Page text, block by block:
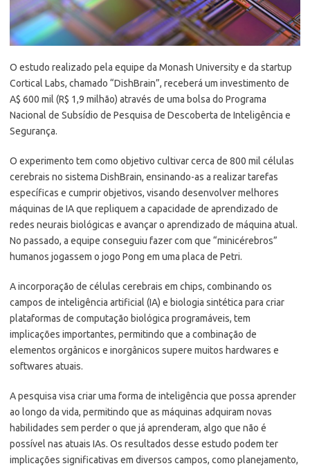
O estudo realizado pela equipe da Monash University e da startup
Cortical Labs, chamado “DishBrain”, receberá um investimento de
A$ 600 mil (R$ 1,9 milhão) através de uma bolsa do Programa
Nacional de Subsídio de Pesquisa de Descoberta de Inteligência e
Segurança.
O experimento tem como objetivo cultivar cerca de 800 mil células
cerebrais no sistema DishBrain, ensinando-as a realizar tarefas
específicas e cumprir objetivos, visando desenvolver melhores
máquinas de IA que repliquem a capacidade de aprendizado de
redes neurais biológicas e avançar o aprendizado de máquina atual.
No passado, a equipe conseguiu fazer com que “minicérebros”
humanos jogassem o jogo Pong em uma placa de Petri.
A incorporação de células cerebrais em chips, combinando os
campos de inteligência artificial (IA) e biologia sintética para criar
plataformas de computação biológica programáveis, tem
implicações importantes, permitindo que a combinação de
elementos orgânicos e inorgânicos supere muitos hardwares e
softwares atuais.
A pesquisa visa criar uma forma de inteligência que possa aprender
ao longo da vida, permitindo que as máquinas adquiram novas
habilidades sem perder o que já aprenderam, algo que não é
possível nas atuais IAs. Os resultados desse estudo podem ter
implicações significativas em diversos campos, como planejamento,